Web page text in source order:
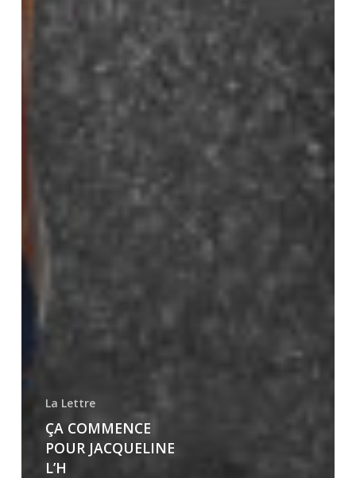
La Lettre
ÇA COMMENCE
POUR JACQUELINE
L’H